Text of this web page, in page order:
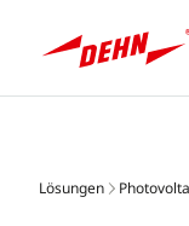
contentLösungen